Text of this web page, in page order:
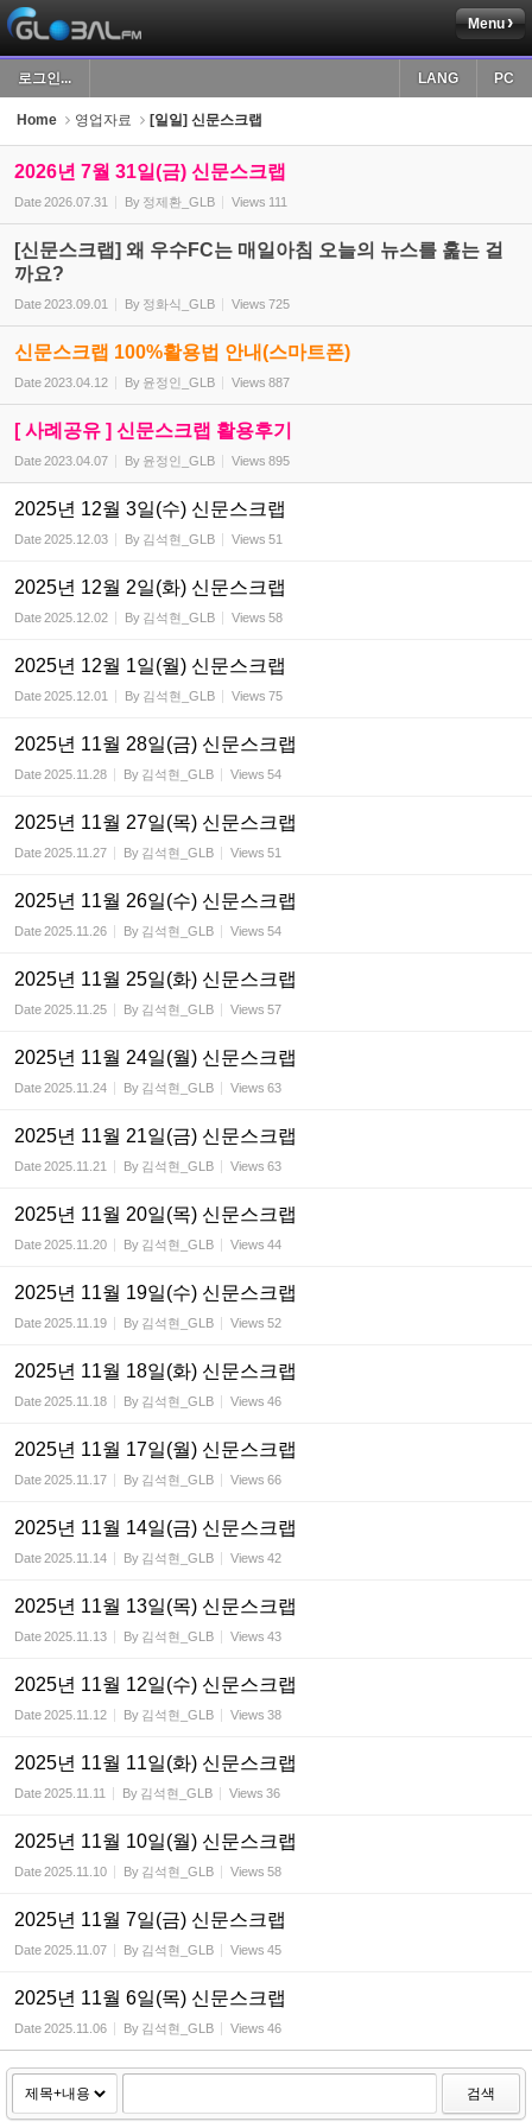
Menu
로그인... PC
LANG
Home 영업자료 [일일] 신문스크랩
2026년 7월 31일(금) 신문스크랩
Date2026.07.31 By 정제환_GLB Views 111
[신문스크랩] 왜 우수FC는 매일아침 오늘의 뉴스를 훑는 걸
까요?
Date2023.09.01 By 정화식_GLB Views 725
신문스크랩 100%활용법 안내(스마트폰)
Date2023.04.12 By 윤정인_GLB Views 887
[ 사례공유 ] 신문스크랩 활용후기
Date2023.04.07 By 윤정인_GLB Views 895
2025년 12월 3일(수) 신문스크랩
Date2025.12.03 By 김석현_GLB Views 51
2025년 12월 2일(화) 신문스크랩
Date2025.12.02 By 김석현_GLB Views 58
2025년 12월 1일(월) 신문스크랩
Date2025.12.01 By 김석현_GLB Views 75
2025년 11월 28일(금) 신문스크랩
Date2025.11.28 By 김석현_GLB Views 54
2025년 11월 27일(목) 신문스크랩
Date2025.11.27 By 김석현_GLB Views 51
2025년 11월 26일(수) 신문스크랩
Date2025.11.26 By 김석현_GLB Views 54
2025년 11월 25일(화) 신문스크랩
Date2025.11.25 By 김석현_GLB Views 57
2025년 11월 24일(월) 신문스크랩
Date2025.11.24 By 김석현_GLB Views 63
2025년 11월 21일(금) 신문스크랩
Date2025.11.21 By 김석현_GLB Views 63
2025년 11월 20일(목) 신문스크랩
Date2025.11.20 By 김석현_GLB Views 44
2025년 11월 19일(수) 신문스크랩
Date2025.11.19 By 김석현_GLB Views 52
2025년 11월 18일(화) 신문스크랩
Date2025.11.18 By 김석현_GLB Views 46
2025년 11월 17일(월) 신문스크랩
Date2025.11.17 By 김석현_GLB Views 66
2025년 11월 14일(금) 신문스크랩
Date2025.11.14 By 김석현_GLB Views 42
2025년 11월 13일(목) 신문스크랩
Date2025.11.13 By 김석현_GLB Views 43
2025년 11월 12일(수) 신문스크랩
Date2025.11.12 By 김석현_GLB Views 38
2025년 11월 11일(화) 신문스크랩
Date2025.11.11 By 김석현_GLB Views 36
2025년 11월 10일(월) 신문스크랩
Date2025.11.10 By 김석현_GLB Views 58
2025년 11월 7일(금) 신문스크랩
Date2025.11.07 By 김석현_GLB Views 45
2025년 11월 6일(목) 신문스크랩
Date2025.11.06 By 김석현_GLB Views 46
검색
Sketchbook5, 스케치북5
Sketchbook5, 스케치북5